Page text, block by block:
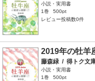
小説・実用書
1巻
500pt
レビュー投稿数0件
2019年の牡羊
藤森緑 / 得トク文
小説・実用書
1巻
500pt